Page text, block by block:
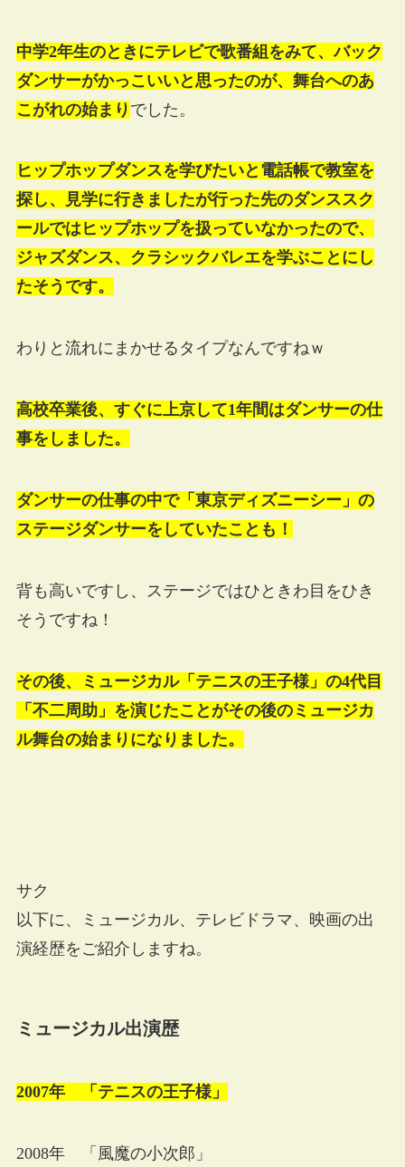
中学2年生のときにテレビで歌番組をみて、バック
ダンサーがかっこいいと思ったのが、舞台へのあ
こがれの始まり でした。
ヒップホップダンスを学びたいと電話帳で教室を
探し、見学に行きましたが行った先のダンススク
ールではヒップホップを扱っていなかったので、
ジャズダンス、クラシックバレエを学ぶことにし
たそうです。
わりと流れにまかせるタイプなんですねｗ
高校卒業後、すぐに上京して1年間はダンサーの仕
事をしました。
ダンサーの仕事の中で「東京ディズニーシー」の
ステージダンサーをしていたことも！
背も高いですし、ステージではひときわ目をひき
そうですね！
その後、ミュージカル「テニスの王子様」の4代目
「不二周助」を演じたことがその後のミュージカ
ル舞台の始まりになりました。
サク
以下に、ミュージカル、テレビドラマ、映画の出
演経歴をご紹介しますね。
ミュージカル出演歴
2007年 「テニスの王子様」
2008年 「風魔の小次郎」